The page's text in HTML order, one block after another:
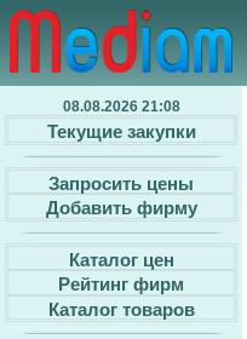
08.08.2026 21:08
Текущие закупки
Запросить цены
Добавить фирму
Каталог цен
Рейтинг фирм
Каталог товаров